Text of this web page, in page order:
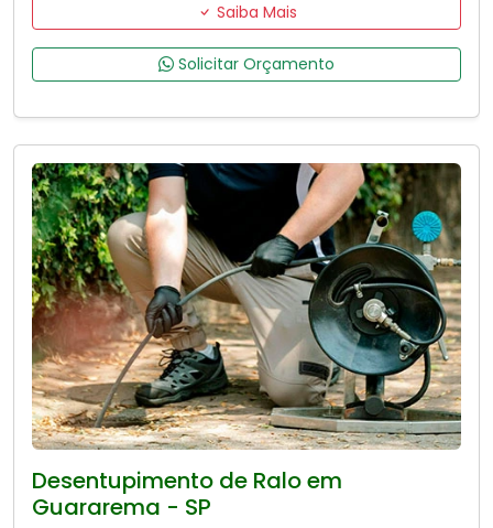
Saiba Mais
Solicitar Orçamento
Desentupimento de Ralo em
Guararema - SP